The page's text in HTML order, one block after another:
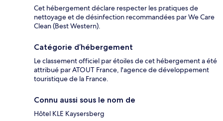
Cet hébergement déclare respecter les pratiques de
nettoyage et de désinfection recommandées par We Care
Clean (Best Western).
Catégorie d’hébergement
Le classement officiel par étoiles de cet hébergement a été
attribué par ATOUT France, l'agence de développement
touristique de la France.
Connu aussi sous le nom de
Hôtel KLE Kaysersberg